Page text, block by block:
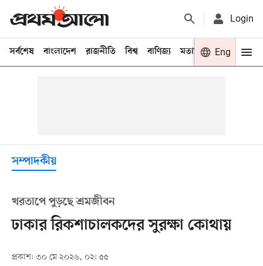
Login
সর্বশেষ বাংলাদেশ রাজনীতি বিশ্ব বাণিজ্য মতামত খেলা
Eng
সম্পাদকীয়
খরতাপে পুড়ছে শ্রমজীবন
ঢাকার রিকশাচালকদের সুরক্ষা কোথায়
প্রকাশ: ৩০ মে ২০২৬, ০২: ৫৫